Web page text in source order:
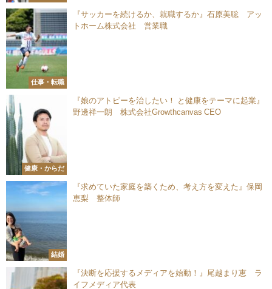
仕事・転職
『サッカーを続けるか、就職するか』石原美聡 アッ
トホーム株式会社 営業職
健康・からだ
『娘のアトピーを治したい！ と健康をテーマに起業』
野邊祥一朗 株式会社Growthcanvas CEO
結婚
『求めていた家庭を築くため、考え方を変えた』保岡
恵梨 整体師
『決断を応援するメディアを始動！』尾越まり恵 ラ
イフメディア代表